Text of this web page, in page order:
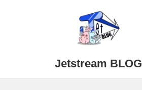
Jetstream BLOG